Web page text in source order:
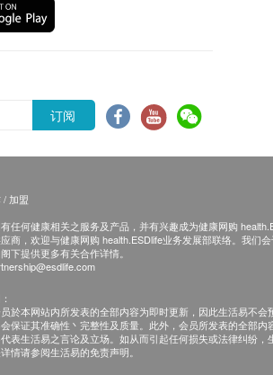
订阅
/ 加盟
任何健康相关之服务及产品，并有兴趣成为健康网购
商，欢迎与健康网购 health.ESDlife业务发展部联络。我们
下提供更多有关合作详情。
於本网站内所发表的全部内容为即时更新，因此生活易不会
保证其准确性丶完整性及质量。此外，会员所发表的全部内
表生活易之言论及立场。如从而引起任何损失或法律纠纷，
情请参阅生活易的免责声明。